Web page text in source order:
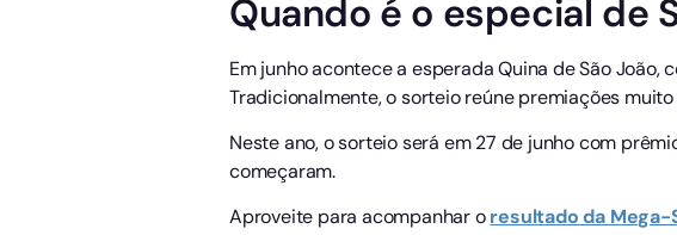
Quando é o especial de
Em junho acontece a esperada Quina de São
Tradicionalmente, o sorteio reúne premiações
Neste ano, o sorteio será em 27 de junho com
começaram.
Aproveite para acompanhar oresultado da Mega-